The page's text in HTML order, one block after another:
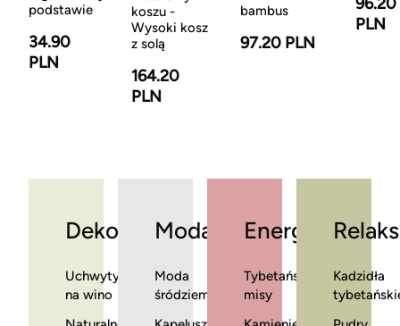
podstawie
34.90
PLN
koszu -
Wysoki kosz
z solą
164.20
PLN
bambus
97.20 PLN
PLN
Dekoracje
Uchwyty
na wino
Moda
Moda
śródziemnomorska
Energia
Tybetańskie
misy
Relaks
Kadzidła